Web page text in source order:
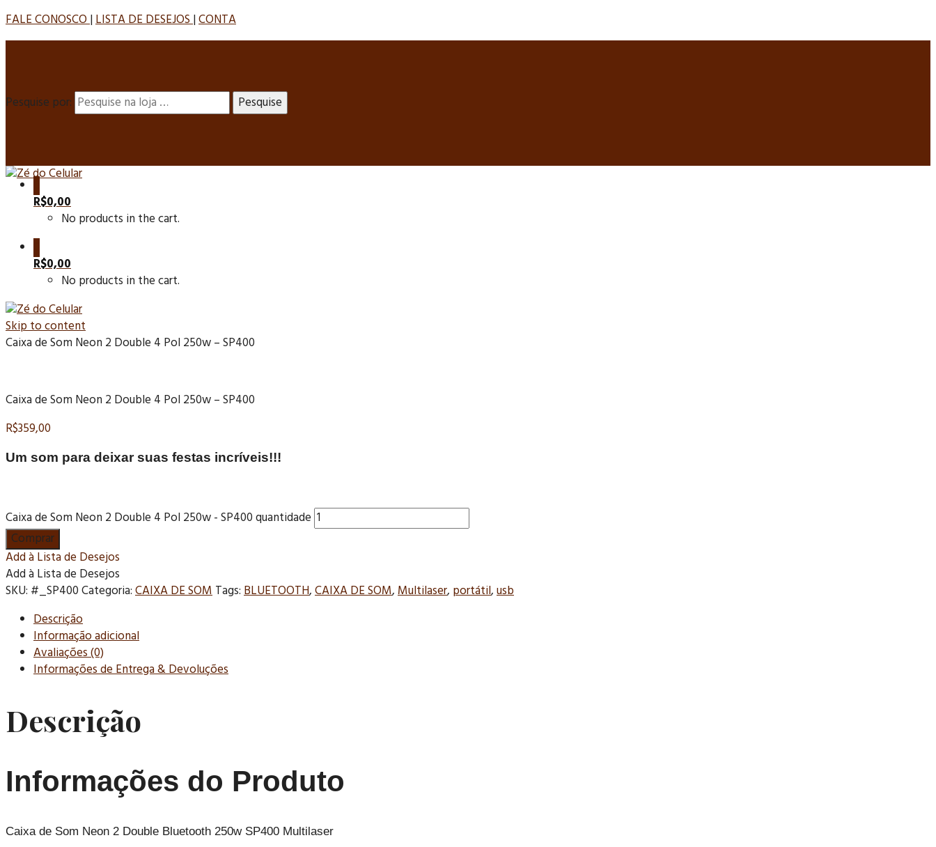
FALE CONOSCO|LISTA DE DESEJOS|CONTA
Pesquise por:
R$0,00
No products in the cart.
R$0,00
No products in the cart.
Skip to content
Caixa de Som Neon 2 Double 4 Pol 250w – SP400
Caixa de Som Neon 2 Double 4 Pol 250w – SP400
R$359,00
Um som para deixar suas festas incríveis!!!
Caixa de Som Neon 2 Double 4 Pol 250w - SP400 quantidade
Comprar
Add à Lista de Desejos
Add à Lista de Desejos
SKU: #_SP400Categoria:CAIXA DE SOMTags:BLUETOOTH,CAIXA DE SOM,Multilaser, portátil,usb
Descrição
Informação adicional
Avaliações (0)
Informações de Entrega & Devoluções
Descrição
Informações do Produto
Caixa de Som Neon 2 Double Bluetooth 250w SP400 Multilaser